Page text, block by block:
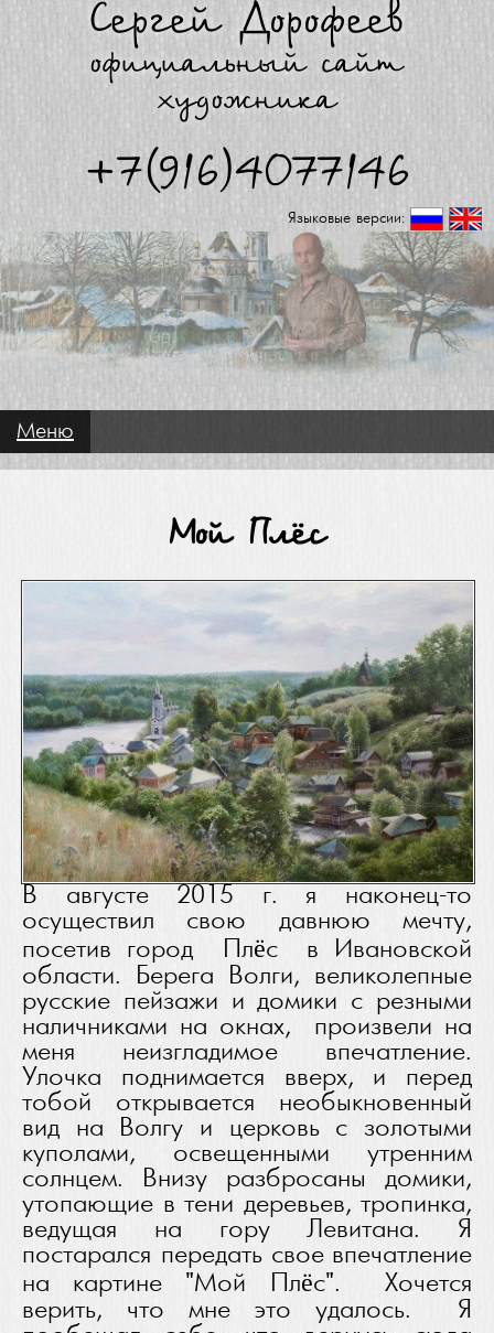
Сергей Дорофеев
официальный сайт
художника
+7(916)4077146
Языковые версии:
Меню
Мой Плёс
В августе 2015 г. я наконец-то
осуществил свою давнюю мечту,
посетив город Плёс в Ивановской
области. Берега Волги, великолепные
русские пейзажи и домики с резными
наличниками на окнах, произвели на
меня неизгладимое впечатление.
Улочка поднимается вверх, и перед
тобой открывается необыкновенный
вид на Волгу и церковь с золотыми
куполами, освещенными утренним
солнцем. Внизу разбросаны домики,
утопающие в тени деревьев, тропинка,
ведущая на гору Левитана. Я
постарался передать свое впечатление
на картине "Мой Плёс". Хочется
верить, что мне это удалось. Я